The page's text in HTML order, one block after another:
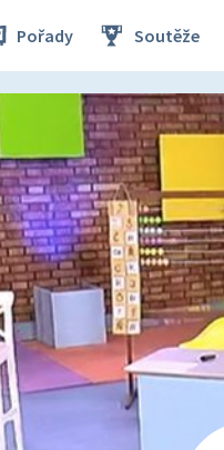
Pořady Soutěže